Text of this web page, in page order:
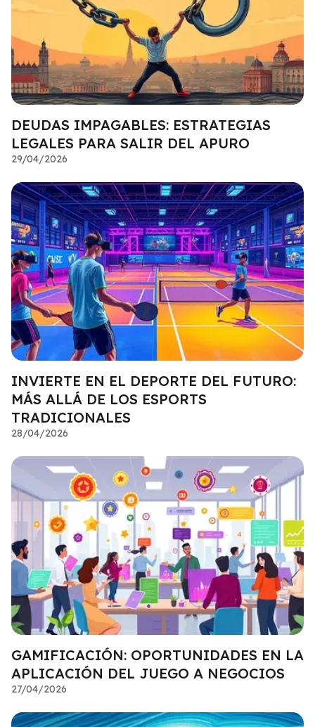
DEUDAS IMPAGABLES: ESTRATEGIAS
LEGALES PARA SALIR DEL APURO
29/04/2026
INVIERTE EN EL DEPORTE DEL FUTURO:
MÁS ALLÁ DE LOS ESPORTS
TRADICIONALES
28/04/2026
GAMIFICACIÓN: OPORTUNIDADES EN LA
APLICACIÓN DEL JUEGO A NEGOCIOS
27/04/2026